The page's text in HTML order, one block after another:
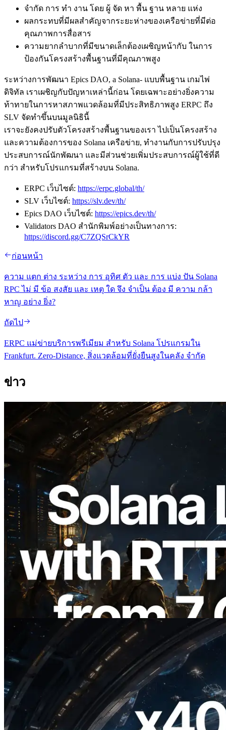
จํากัด การ ทํา งาน โดย ผู้ จัด หา พื้น ฐาน หลาย แห่ง
ผลกระทบที่มีผลสําคัญจากระยะห่างของเครือข่ายที่มีต่อ
คุณภาพการสื่อสาร
ความยากลําบากที่มีขนาดเล็กต้องเผชิญหน้ากับ ในการ
ป้องกันโครงสร้างพื้นฐานที่มีคุณภาพสูง
ระหว่างการพัฒนา Epics DAO, a Solana- แบบพื้นฐาน เกมไพ่
ดิจิทัล เราเผชิญกับปัญหาเหล่านี้ก่อน โดยเฉพาะอย่างยิ่งความ
ท้าทายในการหาสภาพแวดล้อมที่มีประสิทธิภาพสูง ERPC ถึง
SLV จัดทําขึ้นบนมูลนิธินี้
เราจะยังคงปรับตัวโครงสร้างพื้นฐานของเรา ไปเป็นโครงสร้าง
และความต้องการของ Solana เครือข่าย, ทํางานกับการปรับปรุง
ประสบการณ์นักพัฒนา และมีส่วนช่วยเพิ่มประสบการณ์ผู้ใช้ที่ดี
กว่า สําหรับโปรแกรมที่สร้างบน Solana.
ERPC เว็บไซต์: https://erpc.global/th/
SLV เว็บไซต์: https://slv.dev/th/
Epics DAO เว็บไซต์: https://epics.dev/th/
Validators DAO สํานักพิมพ์อย่างเป็นทางการ:
https://discord.gg/C7ZQSrCkYR
ก่อนหน้า
ความ แตก ต่าง ระหว่าง การ อุทิศ ตัว และ การ แบ่ง ปัน Solana
RPC ไม่ มี ข้อ สงสัย และ เหตุ ใด จึง จําเป็น ต้อง มี ความ กล้า
หาญ อย่าง ยิ่ง?
ถัดไป
ERPC แม่ข่ายบริการพรีเมียม สําหรับ Solana โปรแกรมใน
Frankfurt. Zero-Distance, สิ่งแวดล้อมที่ยั่งยืนสูงในคลัง จํากัด
ข่าว
2026.08.05
ERPC ขยาย Solana Leader Slot API ด้วย
การวัด Ping จาก 7 Region ทั่วโลก พร้อม
เปิดตัว Validators Information API